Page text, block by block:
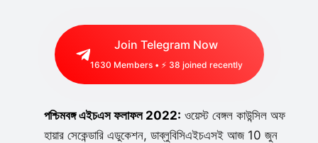
Join Telegram Now
1630 Members • ⚡ 38 joined recently
পশ্চিমবঙ্গ এইচএস ফলাফল 2022: ওয়েস্ট বেঙ্গল কাউন্সিল অফ
হায়ার সেকেন্ডারি এডুকেশন, ডাব্লুবিসিএইচএসই আজ 10 জুন